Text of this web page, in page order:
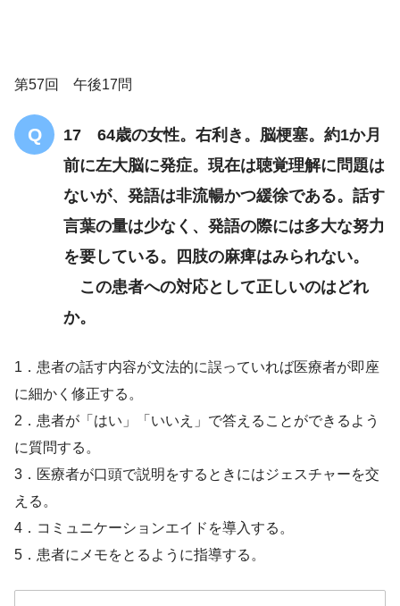
第57回 午後17問
17 64歳の女性。右利き。脳梗塞。約1か月
前に左大脳に発症。現在は聴覚理解に問題は
ないが、発語は非流暢かつ緩徐である。話す
言葉の量は少なく、発語の際には多大な努力
を要している。四肢の麻痺はみられない。
この患者への対応として正しいのはどれ
か。
1．患者の話す内容が文法的に誤っていれば医療者が即座
に細かく修正する。
2．患者が「はい」「いいえ」で答えることができるよう
に質問する。
3．医療者が口頭で説明をするときにはジェスチャーを交
える。
4．コミュニケーションエイドを導入する。
5．患者にメモをとるように指導する。